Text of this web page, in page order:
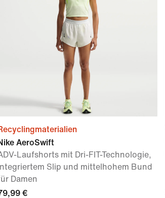
AeroSwift
Laufshorts mit Dri-FIT-Technologie,
Slip und mittelhohem Bund
Damen
€